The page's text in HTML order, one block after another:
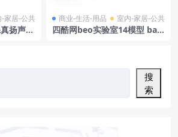
-家居-公共
扬声器
商业-生活-用品 室内-家居-公共
四酷网beo实验室14模型 ban
搜
索